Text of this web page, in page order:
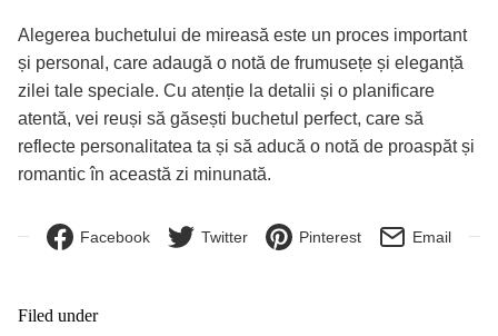
Alegerea buchetului de mireasă este un proces important
și personal, care adaugă o notă de frumusețe și eleganță
zilei tale speciale. Cu atenție la detalii și o planificare
atentă, vei reuși să găsești buchetul perfect, care să
reflecte personalitatea ta și să aducă o notă de proaspăt și
romantic în această zi minunată.
Facebook Twitter Pinterest Email
Filed under